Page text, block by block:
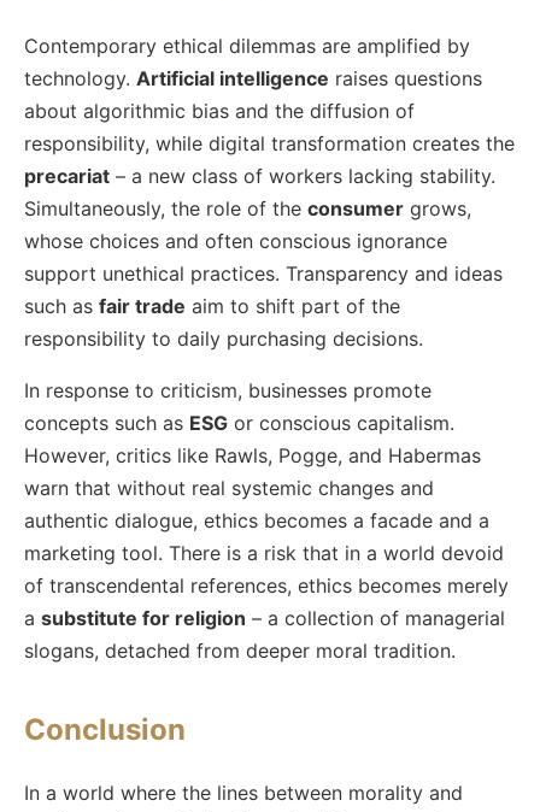
Contemporary ethical dilemmas are amplified by
technology. Artificial intelligence raises questions
about algorithmic bias and the diffusion of
responsibility, while digital transformation creates the
precariat – a new class of workers lacking stability.
Simultaneously, the role of the consumer grows,
whose choices and often conscious ignorance
support unethical practices. Transparency and ideas
such as fair trade aim to shift part of the
responsibility to daily purchasing decisions.
In response to criticism, businesses promote
concepts such as ESG or conscious capitalism.
However, critics like Rawls, Pogge, and Habermas
warn that without real systemic changes and
authentic dialogue, ethics becomes a facade and a
marketing tool. There is a risk that in a world devoid
of transcendental references, ethics becomes merely
a substitute for religion – a collection of managerial
slogans, detached from deeper moral tradition.
Conclusion
In a world where the lines between morality and